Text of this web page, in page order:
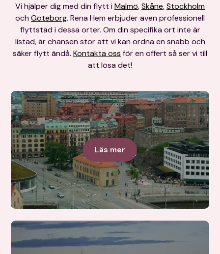
Vi hjälper dig med din flytt i Malmö,Skåne,Stockholm
och Göteborg. Rena Hem erbjuder även professionell
flyttstäd i dessa orter. Om din specifika ort inte är
listad, är chansen stor att vi kan ordna en snabb och
säker flytt ändå. Kontakta oss för en offert så ser vi till
att lösa det!
Göteborg
Läs mer